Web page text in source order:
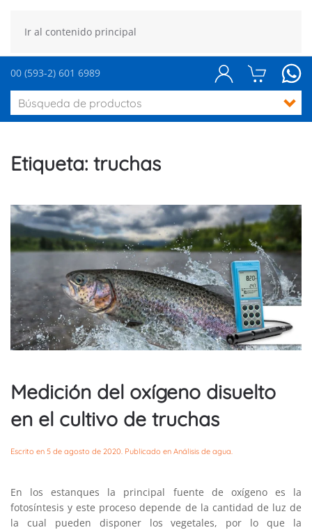
Ir al contenido principal
00 (593-2) 601 6989
Etiqueta: truchas
Medición del oxígeno disuelto
en el cultivo de truchas
Escrito en 5 de agosto de 2020 . Publicado en Análisis de agua
En los estanques la principal fuente de oxígeno es la
fotosíntesis y este proceso depende de la cantidad de luz de
la cual pueden disponer los vegetales, por lo que la